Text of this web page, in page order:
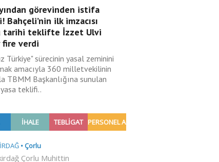
görevinden istifa
Bahçeli’nin ilk imzacısı
tarihi teklifte İzzet Ulvi
verdi
Türkiye" sürecinin yasal zeminini
amacıyla 360 milletvekilinin
TBMM Başkanlığına sunulan
teklifi..